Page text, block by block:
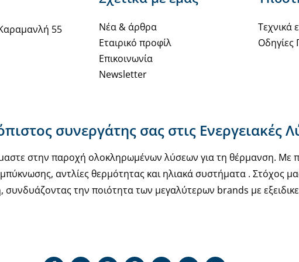
επιλογές
του
55
Νέα & άρθρα
Εταιρικό προφίλ
Επικοινωνία
Newsletter
Τεχνικά
Οδηγίες
συνεργάτης σας στις Ενεργειακές
στην παροχή ολοκληρωμένων λύσεων για τη θέρμανση. Με
αντλίες θερμότητας και ηλιακά συστήματα . Στόχος
συνδυάζοντας την ποιότητα των μεγαλύτερων brands με